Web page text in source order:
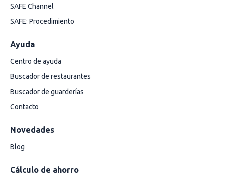
SAFE Channel
SAFE: Procedimiento
Ayuda
Centro de ayuda
Buscador de restaurantes
Buscador de guarderías
Contacto
Novedades
Blog
Cálculo de ahorro